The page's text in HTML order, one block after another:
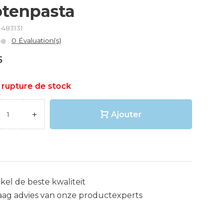
0 Évaluation(s)
rupture de stock
+ Ajouter
de beste kwaliteit
advies van onze productexperts